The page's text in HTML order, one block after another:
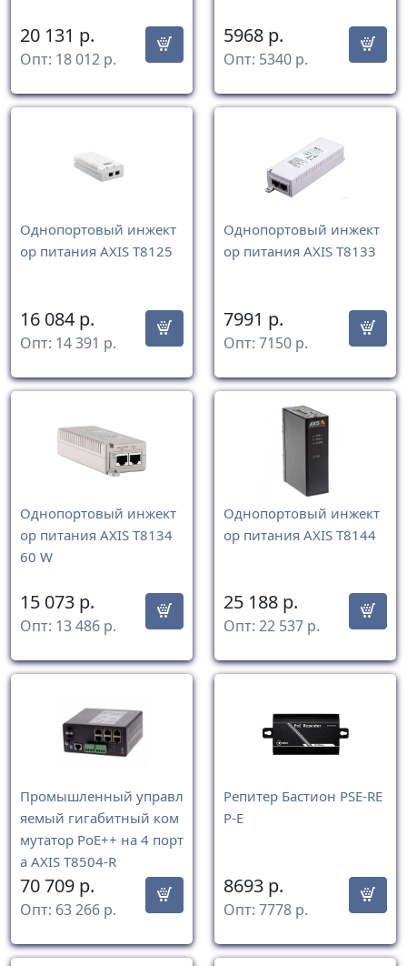
20 131 р.
Опт: 18 012 р.
5968 р.
Опт: 5340 р.
Однопортовый инжект
ор питания AXIS T8125
16 084 р.
Опт: 14 391 р.
Однопортовый инжект
ор питания AXIS T8133
7991 р.
Опт: 7150 р.
Однопортовый инжект
ор питания AXIS T8134
60 W
15 073 р.
Опт: 13 486 р.
Однопортовый инжект
ор питания AXIS T8144
25 188 р.
Опт: 22 537 р.
Промышленный управл
яемый гигабитный ком
мутатор PoE++ на 4 порт
а AXIS T8504-R
70 709 р.
Опт: 63 266 р.
Репитер Бастион PSE-RE
P-E
8693 р.
Опт: 7778 р.